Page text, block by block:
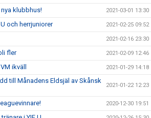
klubbhus! 2021-03-01 13:30
och herrjuniorer 2021-02-25 09:52
2021-02-16 23:30
fler 2021-02-09 12:46
ikväll 2021-01-29 14:18
till Månadens Eldsjäl av Skånsk
2021-01-22 12:23
2020-12-30 19:51